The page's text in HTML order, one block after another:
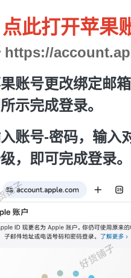
点此打开苹果
https://
账号更改绑定邮
所示完成登录。
账号-密码，输入
，即可完成登录。